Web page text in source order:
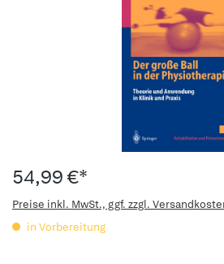
54,99 €*
Preise inkl. MwSt., ggf. zzgl.
in Vorbereitung